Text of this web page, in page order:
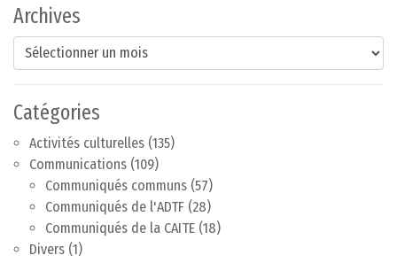
Archives
Archives
Catégories
Activités culturelles (135)
Communications (109)
Communiqués communs (57)
Communiqués de l'ADTF (28)
Communiqués de la CAITE (18)
Divers (1)